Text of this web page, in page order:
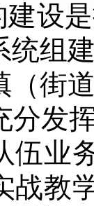
设
统组
（街
分发
伍业
战教